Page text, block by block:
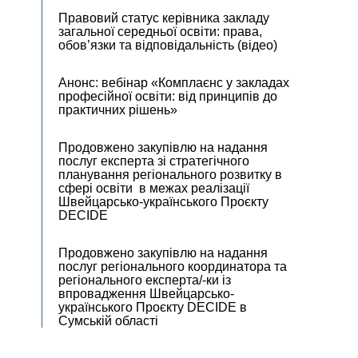
Правовий статус керівника закладу
загальної середньої освіти: права,
обов’язки та відповідальність (відео)
Анонс: вебінар «Комплаєнс у закладах
професійної освіти: від принципів до
практичних рішень»
Продовжено закупівлю на надання
послуг експерта зі стратегічного
планування регіонального розвитку в
сфері освіти в межах реалізації
Швейцарсько-українського Проєкту
DECIDE
Продовжено закупівлю на надання
послуг регіонального координатора та
регіонального експерта/-ки із
впровадження Швейцарсько-
українського Проєкту DECIDE в
Сумській області